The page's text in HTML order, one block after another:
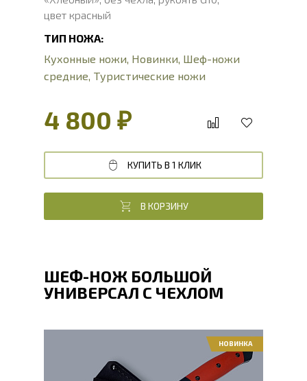
цвет красный
ТИП НОЖА:
Кухонные ножи, Новинки, Шеф-ножи
средние, Туристические ножи
4 800 ₽
КУПИТЬ В 1 КЛИК
В КОРЗИНУ
ШЕФ-НОЖ БОЛЬШОЙ
УНИВЕРСАЛ С ЧЕХЛОМ
Общая длина, мм
НОВИНКА